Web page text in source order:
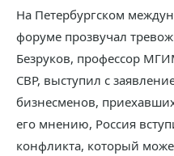
На Петербургском
форуме прозвучал
Безруков, профессор
СВР, выступил с
бизнесменов,
его мнению, Россия
конфликта, который